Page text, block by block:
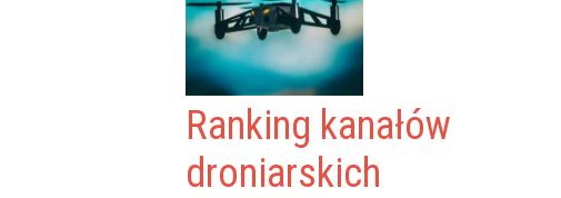
Ranking kanałów
droniarskich